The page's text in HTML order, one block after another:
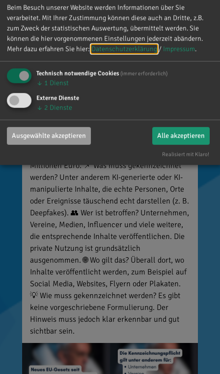
Reinhard Brandl
🚨 Neues EU-Gesetz seit dem 2. August! Ab
sofort gelten neue Vorschriften für die
Kennzeichnung bestimmter KI-Inhalte. ⚠️
Wichtig zu wissen: Wer
kennzeichnungspflichtige KI-Inhalte
veröffentlicht und diese nicht entsprechend
kennzeichnet, riskiert Bußgelder von bis zu 15
Millionen Euro. 📌 Was muss gekennzeichnet
werden? Unter anderem KI-generierte oder KI-
manipulierte Inhalte, die echte Personen, Orte
oder Ereignisse täuschend echt darstellen (z. B.
Deepfakes). 👥 Wer ist betroffen? Unternehmen,
Vereine, Medien, Influencer und viele weitere,
die entsprechende Inhalte veröffentlichen. Die
private Nutzung ist grundsätzlich
ausgenommen. 🌐 Wo gilt das? Überall dort, wo
Inhalte veröffentlicht werden, zum Beispiel auf
Social Media, Websites, Flyern oder Plakaten.
💡 Wie muss gekennzeichnet werden? Es gibt
keine vorgeschriebene Formulierung. Der
Hinweis muss jedoch klar erkennbar und gut
sichtbar sein.
Beim Besuch unserer Website werden Informationen über Sie
verarbeitet. Mit Ihrer Zustimmung können diese auch an Dritte, z.B.
zum Zweck der statistischen Auswertung, übermittelt werden. Sie
können die hier vorgenommenen Einstellungen jederzeit abändern.
Mehr dazu erfahren Sie hier: Datenschutzerklärung / Impressum.
Technisch notwendige Cookies (immer erforderlich)
↓ 1 Dienst
Externe Dienste
↓ 2 Dienste
Ausgewählte akzeptieren Alle akzeptieren
Realisiert mit Klaro!